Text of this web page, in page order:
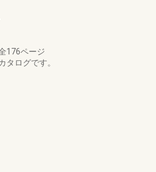
176ページ
タログです。